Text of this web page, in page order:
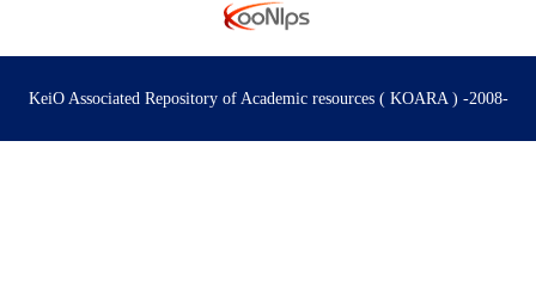
KeiO Associated Repository of Academic resources ( KOARA ) -2008-